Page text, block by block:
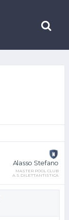
Alasso Stefano
MASTER POOL CLUB
A.S.DILETTANTISTICA